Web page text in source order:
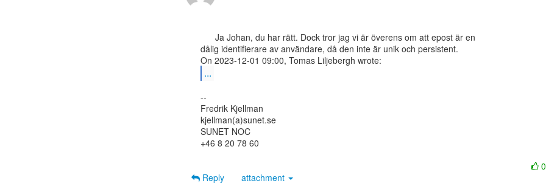
dålig identifierare av användare, då den inte är unik och persistent.
...
--
Fredrik Kjellman
kjellman(a)sunet.se
SUNET NOC
+46 8 20 78 60
Reply
attachment